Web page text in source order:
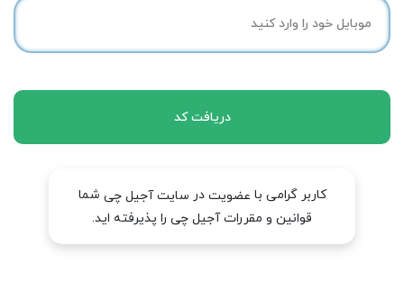
دریافت کد
کاربر گرامی با عضویت در سایت آجیل چی شما
قوانین و مقررات آجیل چی را پذیرفته اید.